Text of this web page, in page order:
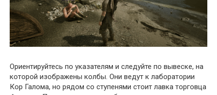
Ориентируйтесь по указателям и следуйте по вывеске, на
которой изображены колбы. Они ведут к лаборатории
Кор Галома, но рядом со ступенями стоит лавка торговца